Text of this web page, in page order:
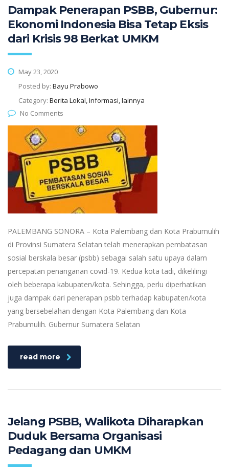
Dampak Penerapan PSBB, Gubernur:
Ekonomi Indonesia Bisa Tetap Eksis
dari Krisis 98 Berkat UMKM
May 23, 2020
Posted by: Bayu Prabowo
Category: Berita Lokal, Informasi, lainnya
No Comments
PALEMBANG SONORA – Kota Palembang dan Kota Prabumulih
di Provinsi Sumatera Selatan telah menerapkan pembatasan
sosial berskala besar (psbb) sebagai salah satu upaya dalam
percepatan penanganan covid-19. Kedua kota tadi, dikelilingi
oleh beberapa kabupaten/kota. Sehingga, perlu diperhatikan
juga dampak dari penerapan psbb terhadap kabupaten/kota
yang bersebelahan dengan Kota Palembang dan Kota
Prabumulih. Gubernur Sumatera Selatan
read more
Jelang PSBB, Walikota Diharapkan
Duduk Bersama Organisasi
Pedagang dan UMKM